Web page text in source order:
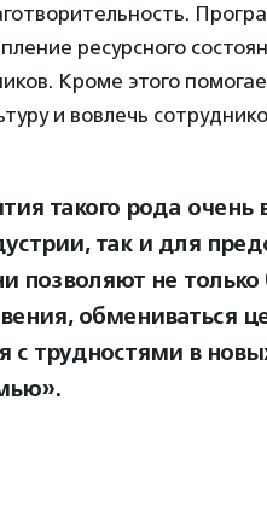
ресурсного
Кроме этого
и вовлечь
такого рода
так и для
позволяют не
обмениваться
с трудностями в